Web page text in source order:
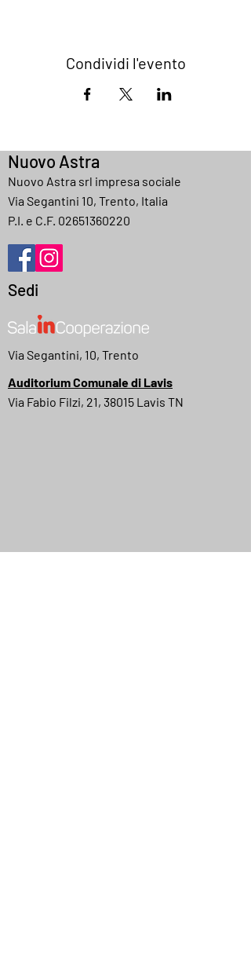
Condividi l'evento
Nuovo Astra
Nuovo Astra srl impresa sociale
Via Segantini 10, Trento, Italia
P.I. e C.F. 02651360220
Sedi
Via Segantini, 10, Trento
Auditorium Comunale di Lavis
Via Fabio Filzi, 21, 38015 Lavis TN